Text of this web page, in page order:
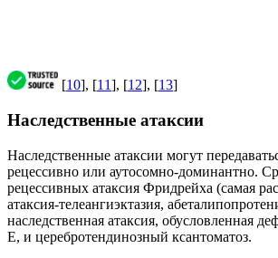
[10], [11], [12], [13]
Наследственные атаксии
Наследственные атаксии могут
рецессивно или аутосомно-доминантно.
рецессивных атаксия Фридрейха (самая
атаксия-телеангиэктазия,
наследственная атаксия, обусловленная
Е, и церебротендинозный ксантоматоз.